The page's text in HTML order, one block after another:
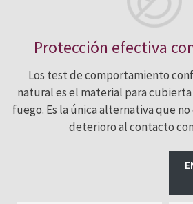
Protección efectiva
Los test de comportamiento
natural es el material para
fuego. Es la única alternativa que
deterioro al contacto